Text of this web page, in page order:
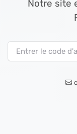
Notre site